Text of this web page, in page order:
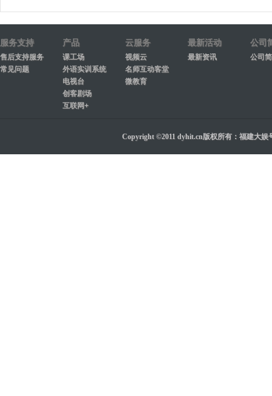
服务支持
售后支持服务
常见问题
产品
课工场
外语实训系统
电视台
创客剧场
互联网+
云服务
视频云
名师互动客堂
微教育
最新活动
最新资讯
公司
公司
Copyright ©2011 dyhit.cn版权所有：福建大娱